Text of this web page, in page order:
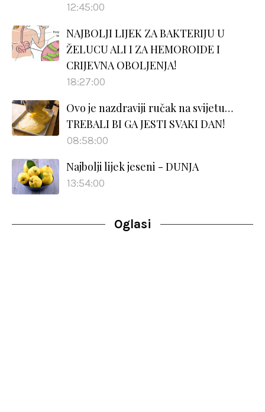
12:45:00
NAJBOLJI LIJEK ZA BAKTERIJU U
ŽELUCU ALI I ZA HEMOROIDE I
CRIJEVNA OBOLJENJA!
18:27:00
Ovo je nazdraviji ručak na svijetu…
TREBALI BI GA JESTI SVAKI DAN!
08:58:00
Najbolji lijek jeseni - DUNJA
13:54:00
Oglasi